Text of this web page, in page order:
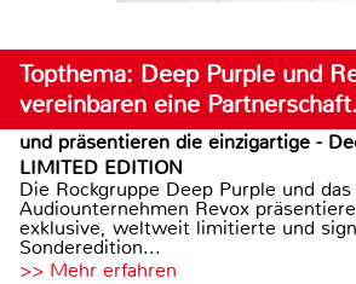
Topthema: Deep Purple und
vereinbaren eine
und präsentieren die einzigartige -
LIMITED EDITION
Die Rockgruppe Deep Purple und das
Audiounternehmen Revox
exklusive, weltweit limitierte und
Sonderedition...
>> Mehr erfahren